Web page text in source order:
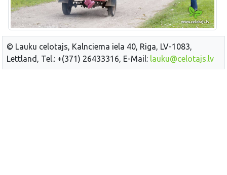
© Lauku celotajs, Kalnciema iela 40, Riga, LV-1083,
Lettland, Tel.: +(371) 26433316, E-Mail: lauku@celotajs.lv